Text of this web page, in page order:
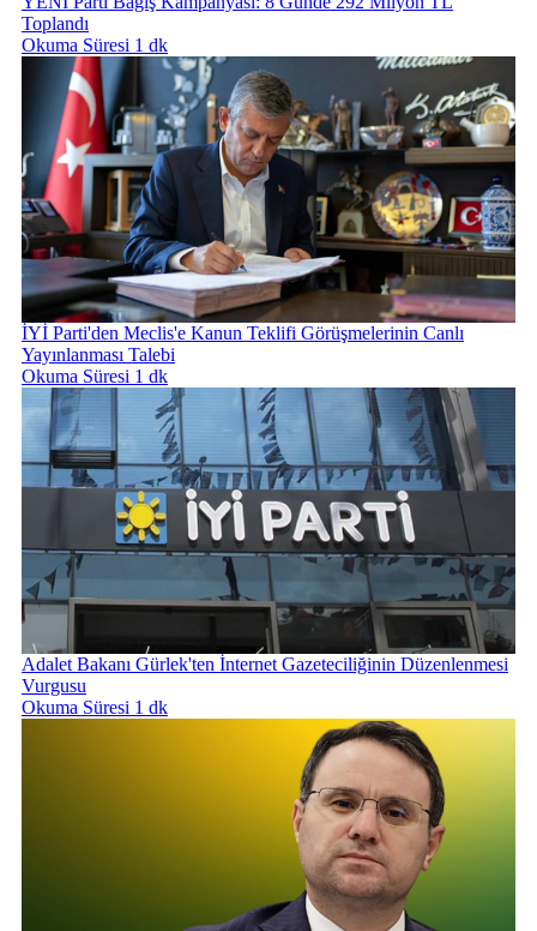
Toplandı
Okuma Süresi 1 dk
İYİ Parti'den Meclis'e Kanun Teklifi Görüşmelerinin Canlı
Yayınlanması Talebi
Okuma Süresi 1 dk
Adalet Bakanı Gürlek'ten İnternet Gazeteciliğinin Düzenlenmesi
Vurgusu
Okuma Süresi 1 dk